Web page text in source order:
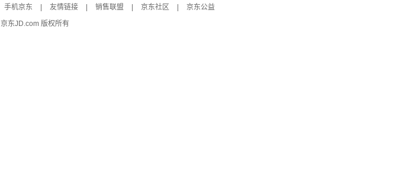
手机京东 友情链接 销售联盟 京东社区
京东公益
京东JD.com 版权所有